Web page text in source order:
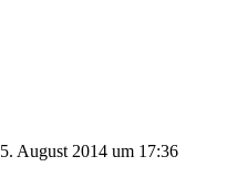
August 2014 um 17:36